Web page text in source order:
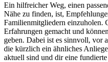
Ein hilfreicher Weg, einen
Nähe zu finden, ist,
Familienmitgliedern einzuholen.
Erfahrungen gemacht und
geben. Dabei ist es sinnvoll, vor
die kürzlich ein ähnliches
aktuell sind und dir eine